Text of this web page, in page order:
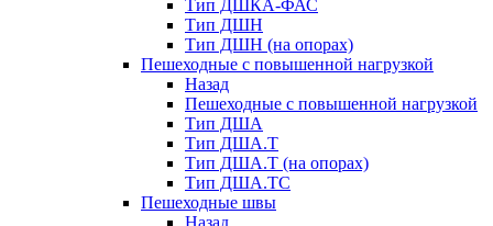
Тип ДШКА-ФАС
Тип ДШН
Тип ДШН (на опорах)
Пешеходные с повышенной нагрузкой
Назад
Пешеходные с повышенной нагрузкой
Тип ДША
Тип ДША.Т
Тип ДША.Т (на опорах)
Тип ДША.ТС
Пешеходные швы
Назад